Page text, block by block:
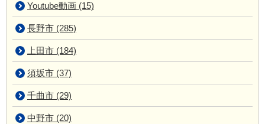
Youtube動画 (15)
長野市 (285)
上田市 (184)
須坂市 (37)
千曲市 (29)
中野市 (20)